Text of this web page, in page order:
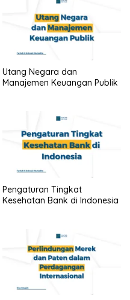
Utang Negara dan
Manajemen Keuangan Publik
Pengaturan Tingkat
Kesehatan Bank di Indonesia